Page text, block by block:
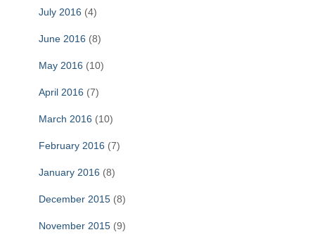
July 2016 (4)
June 2016 (8)
May 2016 (10)
April 2016 (7)
March 2016 (10)
February 2016 (7)
January 2016 (8)
December 2015 (8)
November 2015 (9)